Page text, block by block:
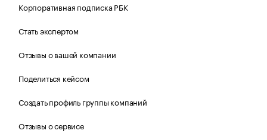
Корпоративная подписка РБК
Стать экспертом
Отзывы о вашей компании
Поделиться кейсом
Создать профиль группы компаний
Отзывы о сервисе